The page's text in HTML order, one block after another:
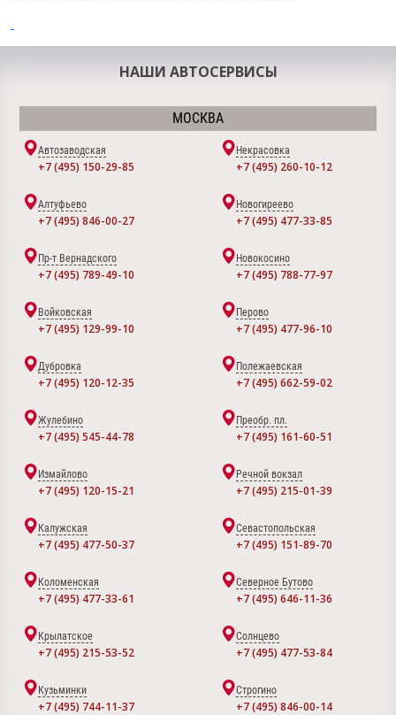
НАШИ АВТОСЕРВИСЫ
МОСКВА
Автозаводская
+7 (495) 150-29-85
Некрасовка
+7 (495) 260-10-12
Алтуфьево
+7 (495) 846-00-27
Новогиреево
+7 (495) 477-33-85
Пр-т Вернадского
+7 (495) 789-49-10
Новокосино
+7 (495) 788-77-97
Войковская
+7 (495) 129-99-10
Перово
+7 (495) 477-96-10
Дубровка
+7 (495) 120-12-35
Полежаевская
+7 (495) 662-59-02
Жулебино
+7 (495) 545-44-78
Преобр. пл.
+7 (495) 161-60-51
Измайлово
+7 (495) 120-15-21
Речной вокзал
+7 (495) 215-01-39
Калужская
+7 (495) 477-50-37
Севастопольская
+7 (495) 151-89-70
Коломенская
+7 (495) 477-33-61
Северное Бутово
+7 (495) 646-11-36
Крылатское
+7 (495) 215-53-52
Солнцево
+7 (495) 477-53-84
Кузьминки
+7 (495) 744-11-37
Строгино
+7 (495) 846-00-14